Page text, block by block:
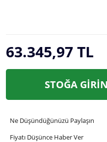
63.345,97 TL
STOĞA
Ne Düşündüğünüzü Paylaşın
Fiyatı Düşünce Haber Ver